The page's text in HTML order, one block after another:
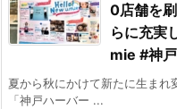
0店舗を
らに充実
mie #神
夏から秋にかけて新たに生まれ
「神戸ハーバー ...